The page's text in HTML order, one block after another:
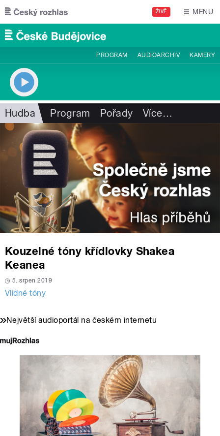
Přejít k hlavnímu obsahu
ŽIVĚ MENU
PROGRAM AUDIOARCHIV KAMERY
Hudba Program Pořady Více…
Kouzelné tóny křídlovky Shakea
Keanea
5. srpen 2019
Vlídné tóny
Největší audioportál na českém internetu